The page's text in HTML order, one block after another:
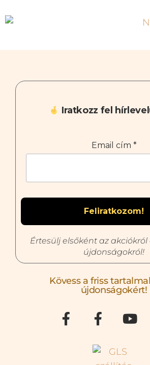
Iratkozz fel
Email cím *
Értesülj elsőként az
újdonságokról!
Kövess a friss
újdonságokért!